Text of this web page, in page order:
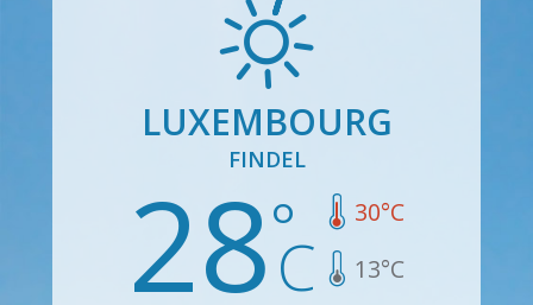
LUXEMBOURG
FINDEL
28 30°C
13°C